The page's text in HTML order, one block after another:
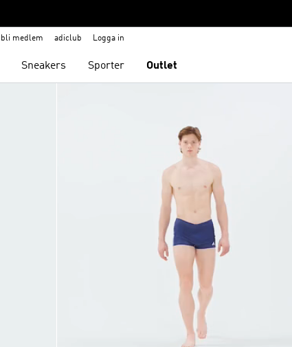
bli medlem adiclub Logga in
Sneakers Sporter Outlet